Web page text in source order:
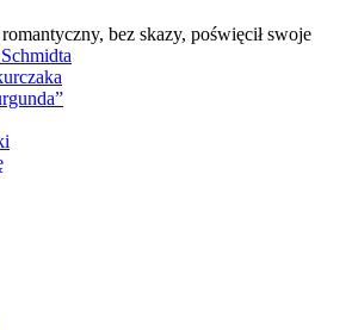
bez skazy, poświęcił swoje